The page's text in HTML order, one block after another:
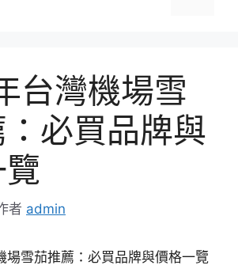
台灣機場雪
必買品牌與
者 admin